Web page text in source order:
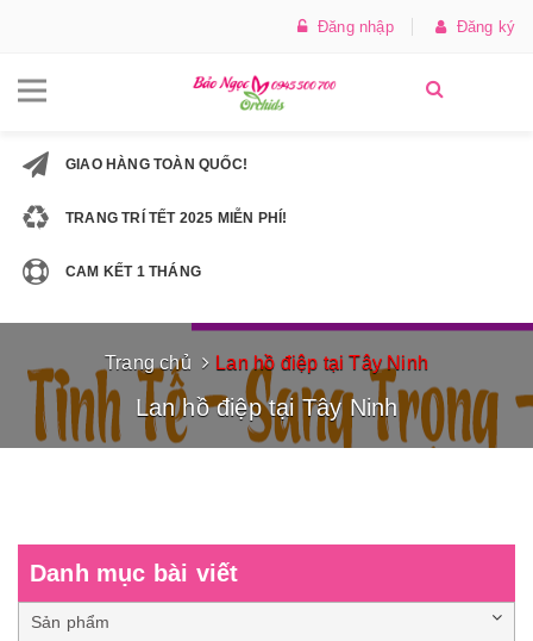
Đăng nhập Đăng ký
GIAO HÀNG TOÀN QUỐC!
TRANG TRÍ TẾT 2025 MIỄN PHÍ!
CAM KẾT 1 THÁNG
Trang chủ Lan hồ điệp tại Tây Ninh
Lan hồ điệp tại Tây Ninh
Danh mục bài viết
Sản phẩm